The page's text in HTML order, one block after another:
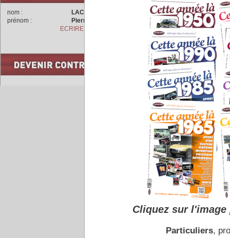
nom :
LACHET
prénom :
Pierre
ECRIRE A L'AUTEUR
Trépardoux elle est
COMMENTAIRES
Accueil | Conseiller à un
Cliquez sur
Particuliers,